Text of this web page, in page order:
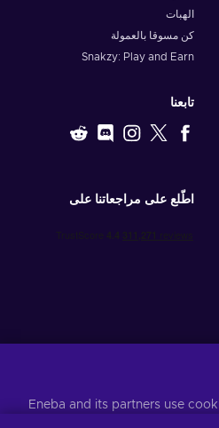
الهبات
كن مسوقا بالعمولة
Snakzy: Play and Earn
تابعنا
اطّلع على مراجعاتنا على
Eneba and its partners use